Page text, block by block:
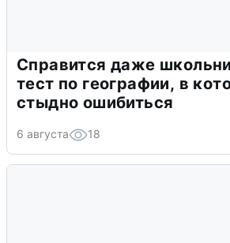
Справится даже
тест по географии, в
стыдно ошибиться
6 августа 18